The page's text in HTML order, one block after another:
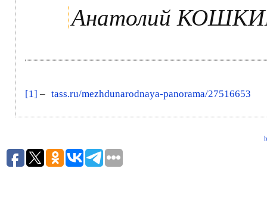
Анатолий
[1] – tass.ru/mezhdunarodnaya-panorama/27516653